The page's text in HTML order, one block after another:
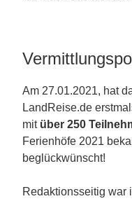
Am 27.01.2021, hat
LandReise.de
mit über 250
Ferienhöfe 2021
beglückwünscht!
Redaktionsseitig war